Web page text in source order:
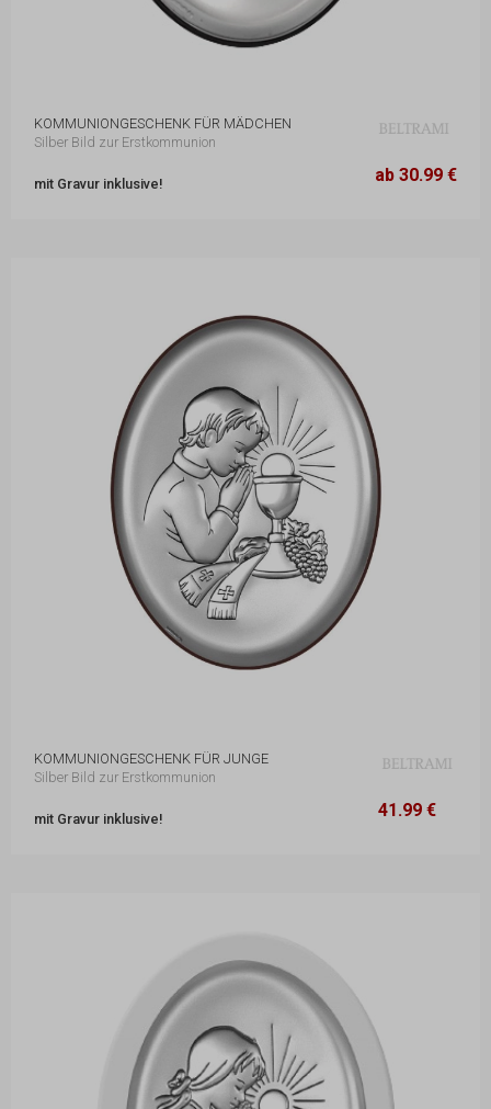
KOMMUNIONGESCHENK FÜR MÄDCHEN
Silber Bild zur Erstkommunion
mit Gravur inklusive! ab 30.99 €
7 x 9 cm
30.99 €
KOMMUNIONGESCHENK FÜR JUNGE
Silber Bild zur Erstkommunion
mit Gravur inklusive! 41.99 €
10 x 13 cm 41.99 €